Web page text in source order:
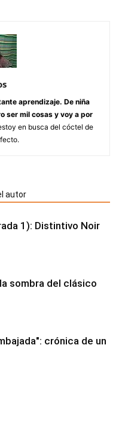
aprendizaje. De niña
ser mil cosas y voy a por
en busca del cóctel de
autor
1): Distintivo Noir
sombra del clásico
crónica de un